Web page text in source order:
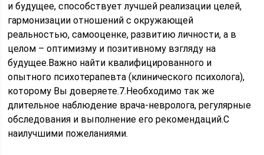
и будущее, способствует лучшей реализации целей,
гармонизации отношений с окружающей
реальностью, самооценке, развитию личности, а в
целом – оптимизму и позитивному взгляду на
будущее.Важно найти квалифицированного и
опытного психотерапевта (клинического психолога),
которому Вы доверяете.7.Необходимо так же
длительное наблюдение врача-невролога, регулярные
обследования и выполнение его рекомендаций.С
наилучшими пожеланиями.